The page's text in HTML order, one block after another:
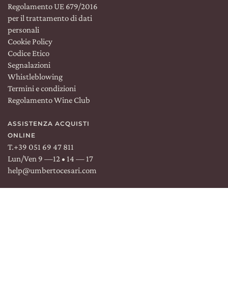
Regolamento UE 679/2016
per il trattamento di dati
personali
Cookie Policy
Codice Etico
Segnalazioni
Whistleblowing
Termini e condizioni
Regolamento Wine Club
ASSISTENZA ACQUISTI
ONLINE
T.+39 051 69 47 811
Lun/Ven 9 —12 • 14 — 17
help@umbertocesari.com